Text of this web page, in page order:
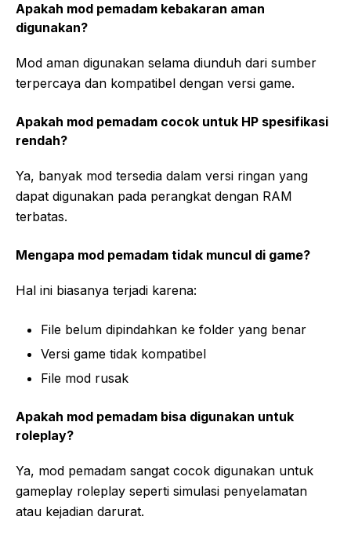
Apakah mod pemadam kebakaran aman
digunakan?
Mod aman digunakan selama diunduh dari sumber
terpercaya dan kompatibel dengan versi game.
Apakah mod pemadam cocok untuk HP spesifikasi
rendah?
Ya, banyak mod tersedia dalam versi ringan yang
dapat digunakan pada perangkat dengan RAM
terbatas.
Mengapa mod pemadam tidak muncul di game?
Hal ini biasanya terjadi karena:
File belum dipindahkan ke folder yang benar
Versi game tidak kompatibel
File mod rusak
Apakah mod pemadam bisa digunakan untuk
roleplay?
Ya, mod pemadam sangat cocok digunakan untuk
gameplay roleplay seperti simulasi penyelamatan
atau kejadian darurat.